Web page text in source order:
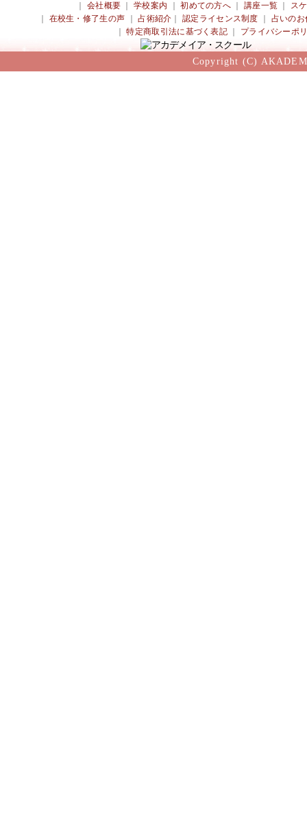
会社概要 ｜学校案内 ｜初めての方へ 講座一覧
ス
在校生・修了生の声 ｜占術紹介 ｜認定ライセンス制度
占いのお
｜特定商取引法に基づく表記 プライバシーポ
Copyright (C)